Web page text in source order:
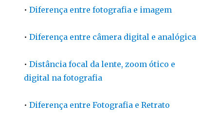
•Diferença entre fotografia e imagem
•Diferença entre câmera digital e analógica
•Distância focal da lente, zoom ótico e
digital na fotografia
•Diferença entre Fotografia e Retrato